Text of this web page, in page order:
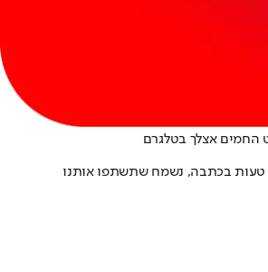
החמים אצלך בטלגרם
טעות בכתבה, נשמח שתשתפו אותנו